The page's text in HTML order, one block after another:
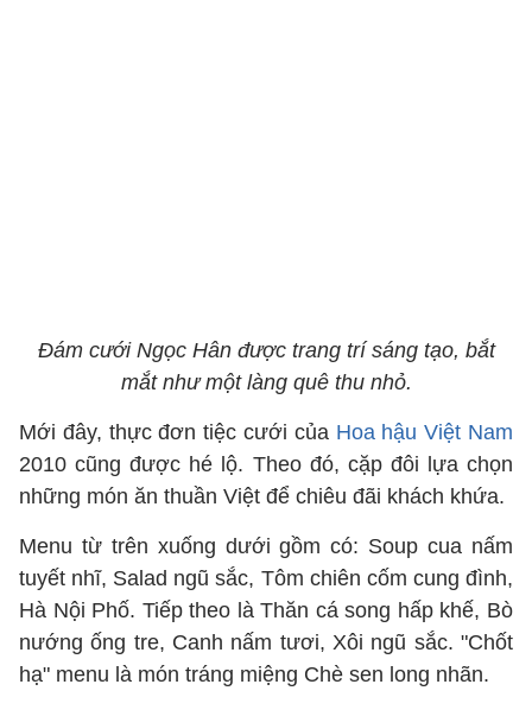
Đám cưới Ngọc Hân được trang trí sáng tạo, bắt
mắt như một làng quê thu nhỏ.
Mới đây, thực đơn tiệc cưới của Hoa hậu Việt Nam
2010 cũng được hé lộ. Theo đó, cặp đôi lựa chọn
những món ăn thuần Việt để chiêu đãi khách khứa.
Menu từ trên xuống dưới gồm có: Soup cua nấm
tuyết nhĩ, Salad ngũ sắc, Tôm chiên cốm cung đình,
Hà Nội Phố. Tiếp theo là Thăn cá song hấp khế, Bò
nướng ống tre, Canh nấm tươi, Xôi ngũ sắc. "Chốt
hạ" menu là món tráng miệng Chè sen long nhãn.